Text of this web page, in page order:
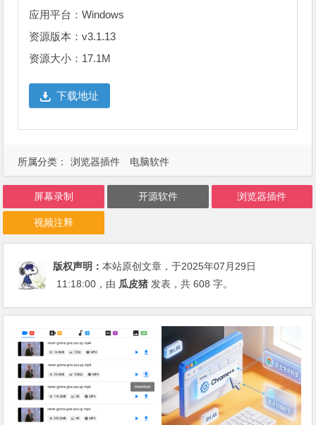
应用平台：Windows
资源版本：v3.1.13
资源大小：17.1M
下载地址
所属分类： 浏览器插件 电脑软件
屏幕录制 开源软件 浏览器插件
视频注释
版权声明：本站原创文章，于2025年07月29日
11:18:00 ，由 瓜皮猪 发表，共 608 字。